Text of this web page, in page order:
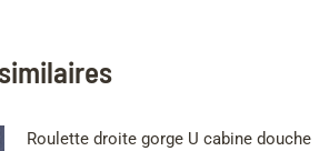
Roulette droite gorge U cabine douche